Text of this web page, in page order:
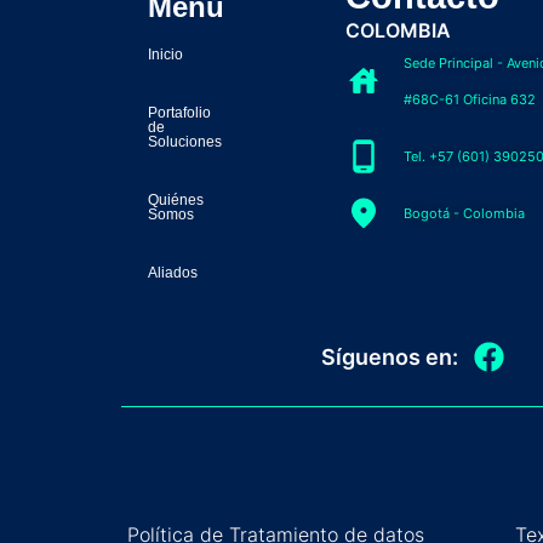
Inicio
Portafolio
de
Soluciones
Quiénes
Somos
Aliados
COLOMBIA
Sede Principal -
#68C-61 Oficina 632
Tel. +57 (601)
Bogotá - Colombia
Síguenos en:
F
a
c
Política de Tratamiento de datos